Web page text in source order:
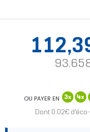
93.658
OU PAYER EN
Dont 0.02€